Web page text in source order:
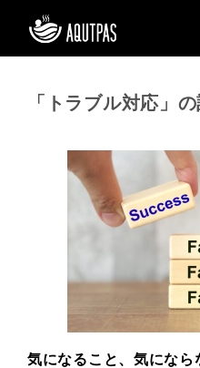
「トラブル対応」
気になること、気になら